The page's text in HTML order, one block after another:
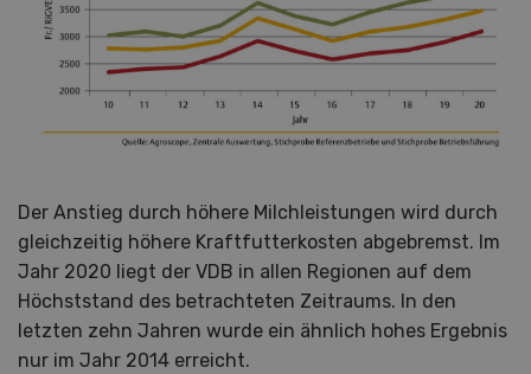
Der Anstieg durch höhere Milchleistungen wird durch
gleichzeitig höhere Kraftfutterkosten abgebremst. Im
Jahr 2020 liegt der VDB in allen Regionen auf dem
Höchststand des betrachteten Zeitraums. In den
letzten zehn Jahren wurde ein ähnlich hohes Ergebnis
nur im Jahr 2014 erreicht.